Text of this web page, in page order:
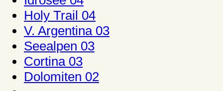
Holy Trail 04
V. Argentina 03
Seealpen 03
Cortina 03
Dolomiten 02